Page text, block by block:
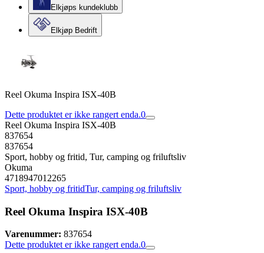
Elkjøps kundeklubb
Elkjøp Bedrift
Reel Okuma Inspira ISX-40B
Dette produktet er ikke rangert enda.0
Reel Okuma Inspira ISX-40B
837654
837654
Sport, hobby og fritid, Tur, camping og friluftsliv
Okuma
4718947012265
Sport, hobby og fritidTur, camping og friluftsliv
Reel Okuma Inspira ISX-40B
Varenummer: 837654
Dette produktet er ikke rangert enda.0